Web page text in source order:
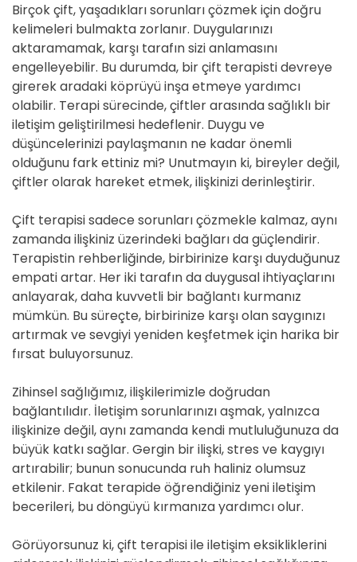
Birçok çift, yaşadıkları sorunları çözmek için doğru
kelimeleri bulmakta zorlanır. Duygularınızı
aktaramamak, karşı tarafın sizi anlamasını
engelleyebilir. Bu durumda, bir çift terapisti devreye
girerek aradaki köprüyü inşa etmeye yardımcı
olabilir. Terapi sürecinde, çiftler arasında sağlıklı bir
iletişim geliştirilmesi hedeflenir. Duygu ve
düşüncelerinizi paylaşmanın ne kadar önemli
olduğunu fark ettiniz mi? Unutmayın ki, bireyler değil,
çiftler olarak hareket etmek, ilişkinizi derinleştirir.
Çift terapisi sadece sorunları çözmekle kalmaz, aynı
zamanda ilişkiniz üzerindeki bağları da güçlendirir.
Terapistin rehberliğinde, birbirinize karşı duyduğunuz
empati artar. Her iki tarafın da duygusal ihtiyaçlarını
anlayarak, daha kuvvetli bir bağlantı kurmanız
mümkün. Bu süreçte, birbirinize karşı olan saygınızı
artırmak ve sevgiyi yeniden keşfetmek için harika bir
fırsat buluyorsunuz.
Zihinsel sağlığımız, ilişkilerimizle doğrudan
bağlantılıdır. İletişim sorunlarınızı aşmak, yalnızca
ilişkinize değil, aynı zamanda kendi mutluluğunuza da
büyük katkı sağlar. Gergin bir ilişki, stres ve kaygıyı
artırabilir; bunun sonucunda ruh haliniz olumsuz
etkilenir. Fakat terapide öğrendiğiniz yeni iletişim
becerileri, bu döngüyü kırmanıza yardımcı olur.
Görüyorsunuz ki, çift terapisi ile iletişim eksikliklerini